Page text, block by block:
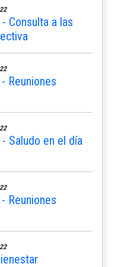
Consulta a las
Reuniones
Saludo en el día
Reuniones